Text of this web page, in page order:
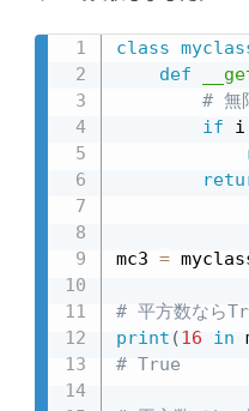
class
def
# 無
if i
mc3 =
# 平方数なら
print (16 in
# True